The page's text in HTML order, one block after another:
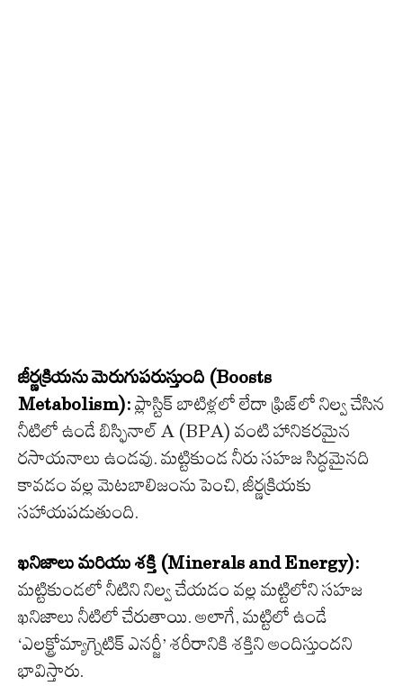
జీర్ణక్రియను మెరుగుపరుస్తుంది (Boosts
Metabolism): ప్లాస్టిక్ బాటిళ్లలో లేదా ఫ్రిజ్‌లో నిల్వ చేసిన
నీటిలో ఉండే బిస్ఫినాల్ A (BPA) వంటి హానికరమైన
రసాయనాలు ఉండవు. మట్టికుండ నీరు సహజ సిద్ధమైనది
కావడం వల్ల మెటబాలిజంను పెంచి, జీర్ణక్రియకు
సహాయపడుతుంది.
ఖనిజాలు మరియు శక్తి (Minerals and Energy):
మట్టికుండలో నీటిని నిల్వ చేయడం వల్ల మట్టిలోని సహజ
ఖనిజాలు నీటిలో చేరుతాయి. అలాగే, మట్టిలో ఉండే
‘ఎలక్ట్రోమ్యాగ్నెటిక్ ఎనర్జీ’ శరీరానికి శక్తిని అందిస్తుందని
భావిస్తారు.